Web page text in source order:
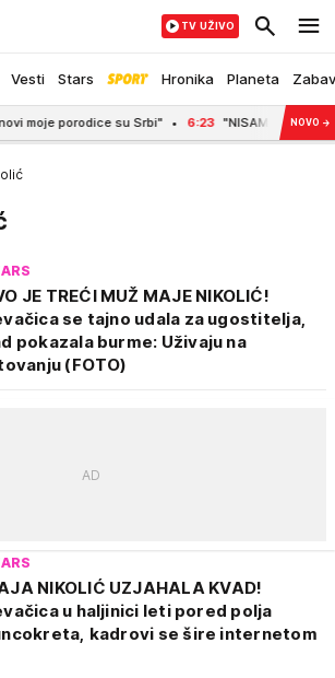
Vesti Stars Hronika Planeta
TV UŽIVO
su Srbi" 6:23 "NISAM IMALA MESTO NANOVO →
JE TREĆI MUŽ MAJE NIKOLIĆ!
se tajno udala za ugostitelja,
pokazala burme: Uživaju na
(FOTO)
NIKOLIĆ UZJAHALA KVAD!
u haljinici leti pored polja
kadrovi se šire internetom